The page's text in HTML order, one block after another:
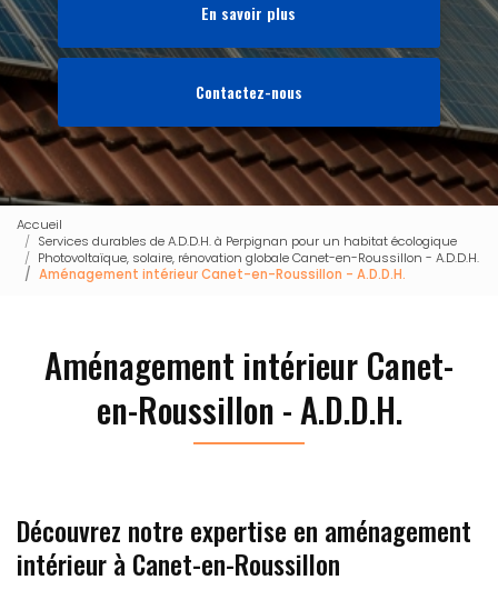
En savoir plus
Contactez-nous
Accueil
Services durables de A.D.D.H. à Perpignan pour un habitat écologique
Photovoltaïque, solaire, rénovation globale Canet-en-Roussillon - A.D.D.H.
Aménagement intérieur Canet-en-Roussillon - A.D.D.H.
Aménagement intérieur Canet-
en-Roussillon - A.D.D.H.
Découvrez notre expertise en aménagement
intérieur à Canet-en-Roussillon